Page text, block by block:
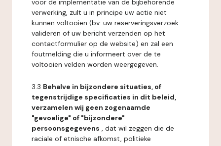
voor de implementatie van de bijbehorende
verwerking, zult u in principe uw actie niet
kunnen voltooien (bv: uw reserveringsverzoek
valideren of uw bericht verzenden op het
contactformulier op de website) en zal een
foutmelding die u informeert over de te
voltooien velden worden weergegeven.
3.3 Behalve in bijzondere situaties, of
tegenstrijdige specificaties in dit beleid,
verzamelen wij geen zogenaamde
"gevoelige" of "bijzondere"
persoonsgegevens , dat wil zeggen die de
raciale of etnische afkomst, politieke